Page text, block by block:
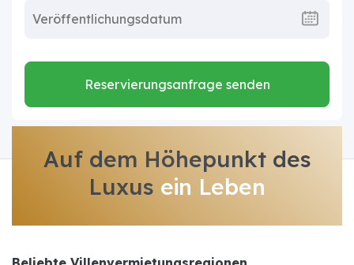
Reservierungsanfrage senden
Auf dem Höhepunkt des
Luxus ein Leben